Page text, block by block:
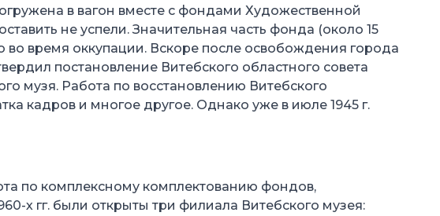
в вагон вместе с фондами Художественной
не успели. Значительная часть фонда (около 15
во время оккупации. Вскоре после освобождения города
постановление Витебского областного совета
музя. Работа по восстановлению Витебского
кадров и многое другое. Однако уже в июле 1945 г.
по комплексному комплектованию фондов,
х гг. были открыты три филиала Витебского музея: